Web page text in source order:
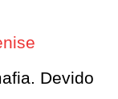
Devido